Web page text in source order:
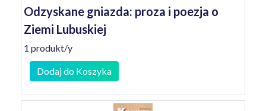
Odzyskane gniazda: proza i poezja o
Ziemi Lubuskiej
1 produkt/y
Dodaj do Koszyka